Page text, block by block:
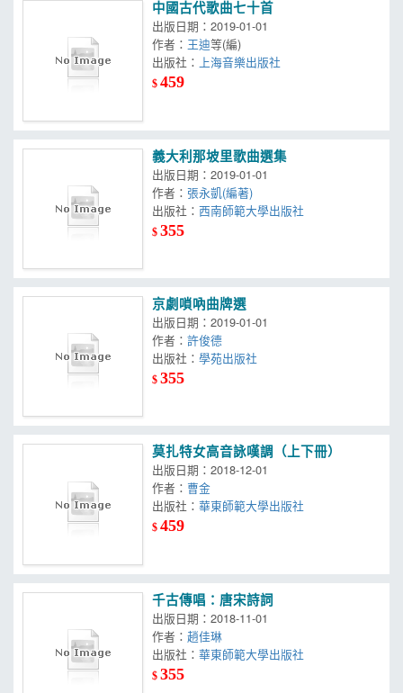
中國古代歌曲七十首
出版日期：2019-01-01
作者： 王迪等(編)
出版社： 上海音樂出版社
$459
義大利那坡里歌曲選集
出版日期：2019-01-01
作者：張永凱(編著)
出版社：西南師範大學出版社
$355
京劇嗩吶曲牌選
出版日期：2019-01-01
作者：許俊德
出版社：學苑出版社
$355
莫扎特女高音詠嘆調（上下冊）
出版日期：2018-12-01
作者： 曹金
出版社：華東師範大學出版社
$459
千古傳唱：唐宋詩詞
出版日期：2018-11-01
作者：趙佳琳
出版社：華東師範大學出版社
$355